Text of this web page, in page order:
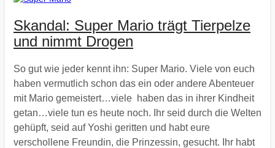
Skandal: Super Mario trägt Tierpelze
und nimmt Drogen
So gut wie jeder kennt ihn: Super Mario. Viele von euch
haben vermutlich schon das ein oder andere Abenteuer
mit Mario gemeistert…viele haben das in ihrer Kindheit
getan…viele tun es heute noch. Ihr seid durch die Welten
gehüpft, seid auf Yoshi geritten und habt eure
verschollene Freundin, die Prinzessin, gesucht. Ihr habt